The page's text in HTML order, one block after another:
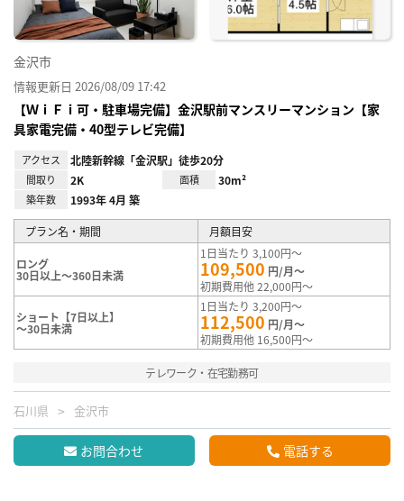
金沢市
情報更新日 2026/08/09 17:42
【ＷｉＦｉ可・駐車場完備】金沢駅前マンスリーマンション【家
具家電完備・40型テレビ完備】
アクセス 北陸新幹線「金沢駅」徒歩20分
間取り 2K 面積 30m²
築年数 1993年 4月 築
プラン名・期間 月額目安
ロング
30日以上～360日未満
1日当たり 3,100円～
109,500 円/月～
初期費用他 22,000円～
ショート【7日以上】
～30日未満
1日当たり 3,200円～
112,500 円/月～
初期費用他 16,500円～
テレワーク・在宅勤務可
石川県 金沢市
お問合わせ 電話する